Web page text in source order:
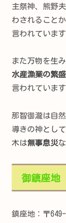
主祭神、熊野
わされることか
言われています
また万物を生
水産漁業の繁盛
言われています
那智御瀧は自
導きの神として
木は無事息災
御鎮座地
鎮座地：〒